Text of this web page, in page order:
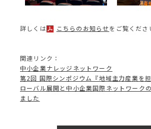
詳しくは こちらのお知らせをご覧くださ
関連リンク：
中小企業ナレッジネットワーク
第2回 国際シンポジウム『地域主力産業を
ローバル展開と中小企業国際ネットワーク
ました